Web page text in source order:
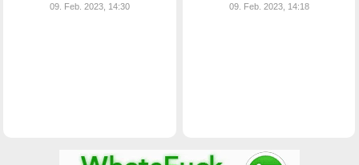
09. Feb. 2023, 14:30 09. Feb. 2023, 14:18